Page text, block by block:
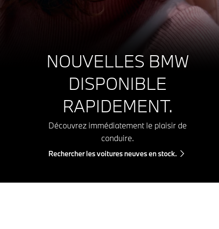
NOUVELLES BMW
DISPONIBLE
RAPIDEMENT.
Découvrez immédiatement le plaisir de
conduire.
Rechercher les voitures neuves en stock.